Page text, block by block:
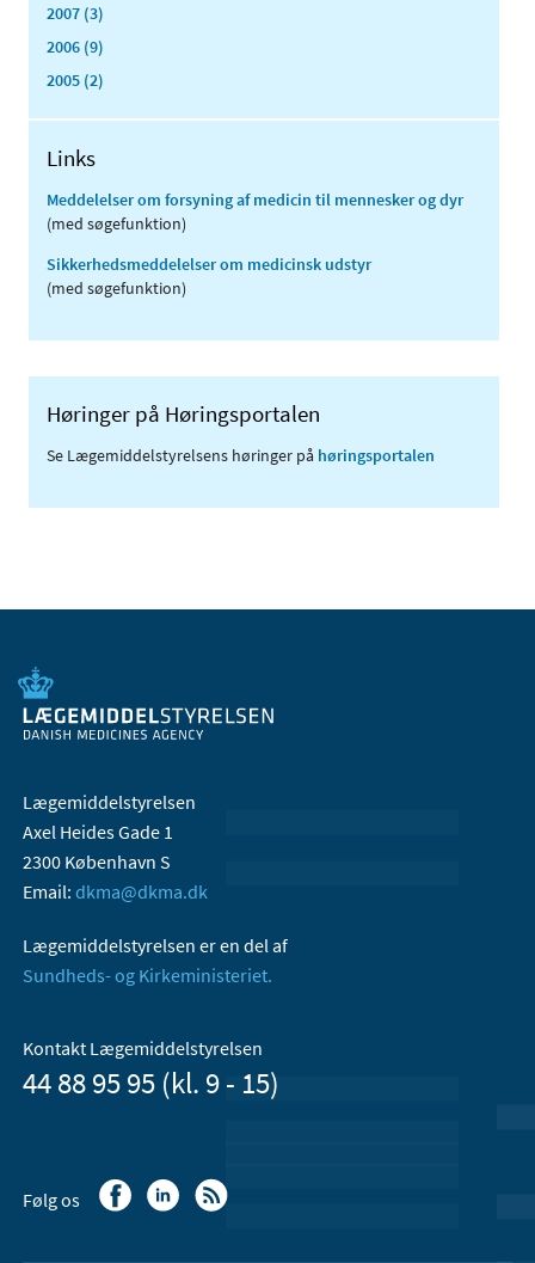
2007 (3)
2006 (9)
2005 (2)
Links
Meddelelser om forsyning af medicin til mennesker og dyr
(med søgefunktion)
Sikkerhedsmeddelelser om medicinsk udstyr
(med søgefunktion)
Høringer på Høringsportalen
Se Lægemiddelstyrelsens høringer på høringsportalen
Lægemiddelstyrelsen
Axel Heides Gade 1
2300 København S
Email: dkma@dkma.dk
Lægemiddelstyrelsen er en del af
Sundheds- og Kirkeministeriet.
Kontakt Lægemiddelstyrelsen
44 88 95 95 (kl. 9 - 15)
Følg os